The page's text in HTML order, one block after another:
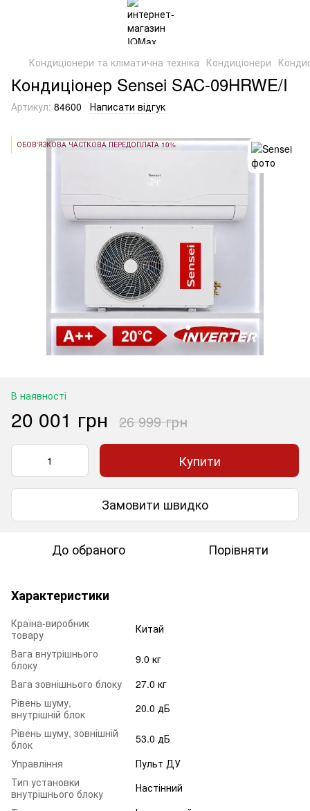
Кондиціонери та кліматична техніка Кондиціонери
Кондиціонер Sensei SAC-09HRWE/I
Артикул: 84600 Написати відгук
ОБОВ'ЯЗКОВА ЧАСТКОВА ПЕРЕДОПЛАТА 10%
В наявності
20 001 грн 26 999 грн
Купити
Замовити швидко
До обраного Порівняти
Характеристики
Країна-виробник
товару
Китай
Вага внутрішнього
блоку
9.0 кг
Вага зовнішнього блоку
27.0 кг
Рівень шуму,
внутрішній блок
20.0 дБ
Рівень шуму, зовнішній
блок
53.0 дБ
Управління
Пульт ДУ
Тип установки
внутрішнього блоку
Настінний